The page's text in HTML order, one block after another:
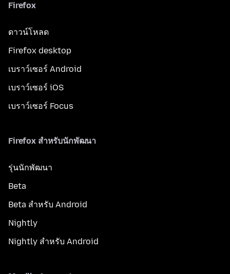
Firefox
ดาวน์โหลด
Firefox desktop
เบราว์เซอร์ Android
เบราว์เซอร์ iOS
เบราว์เซอร์ Focus
Firefox สำหรับนักพัฒนา
รุ่นนักพัฒนา
Beta
Beta สำหรับ Android
Nightly
Nightly สำหรับ Android